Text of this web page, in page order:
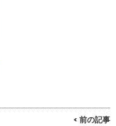
< 前の記事